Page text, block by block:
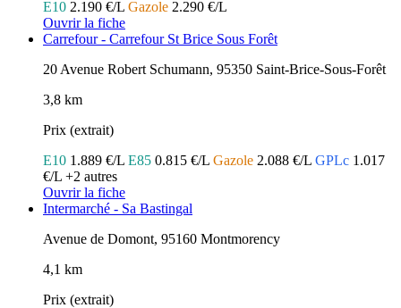
E10 2.190 €/L Gazole 2.290 €/L
Ouvrir la fiche
Carrefour - Carrefour St Brice Sous Forêt
20 Avenue Robert Schumann, 95350 Saint-Brice-Sous-Forêt
3,8 km
Prix (extrait)
E10 1.889 €/L E85 0.815 €/L Gazole 2.088 €/L GPLc 1.017
€/L +2 autres
Ouvrir la fiche
Intermarché - Sa Bastingal
Avenue de Domont, 95160 Montmorency
4,1 km
Prix (extrait)